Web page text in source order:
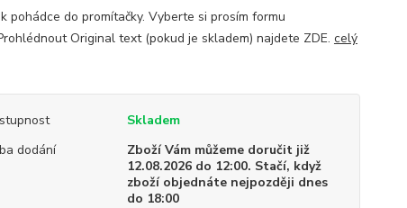
pohádce do promítačky. Vyberte si prosím formu
Original text (pokud je skladem) najdete ZDE. celý
Skladem
dodání
Zboží Vám můžeme doručit již
12.08.2026 do 12:00. Stačí, když
zboží objednáte nejpozději dnes
do 18:00